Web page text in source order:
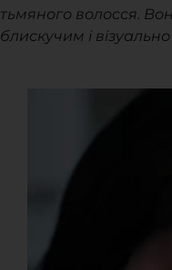
тьмяного волосся.
блискучим і